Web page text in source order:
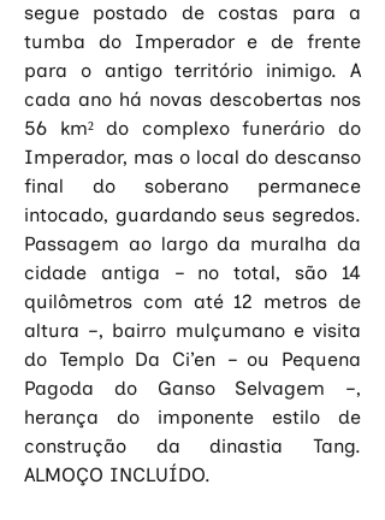
segue postado de costas para a
tumba do Imperador e de frente
para o antigo território inimigo. A
cada ano há novas descobertas nos
56 km² do complexo funerário do
Imperador, mas o local do descanso
final do soberano permanece
intocado, guardando seus segredos.
Passagem ao largo da muralha da
cidade antiga – no total, são 14
quilômetros com até 12 metros de
altura –, bairro mulçumano e visita
do Templo Da Ci’en – ou Pequena
Pagoda do Ganso Selvagem –,
herança do imponente estilo de
construção da dinastia Tang.
ALMOÇO INCLUÍDO.